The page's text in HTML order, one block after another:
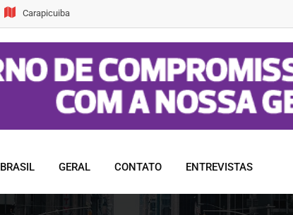
Carapicuiba
BRASIL GERAL CONTATO ENTREVISTAS